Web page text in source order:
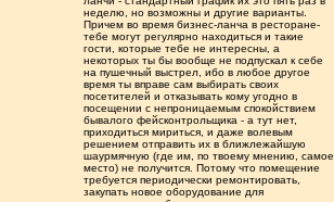
неделю, но возможны и другие варианты.
Причем во время бизнес-ланча в ресторане-
тебе могут регулярно находиться и такие
гости, которые тебе не интересны, а
некоторых ты бы вообще не подпускал к себе
на пушечный выстрел, ибо в любое другое
время ты вправе сам выбирать своих
посетителей и отказывать кому угодно в
посещении с непроницаемым спокойствием
бывалого фейсконтрольщика - а тут нет,
приходиться мириться, и даже волевым
решением отправить их в ближлежайшую
шаурмячную (где им, по твоему мнению, самое
место) не получится. Потому что помещение
требуется периодически ремонтировать,
закупать новое оборудование для